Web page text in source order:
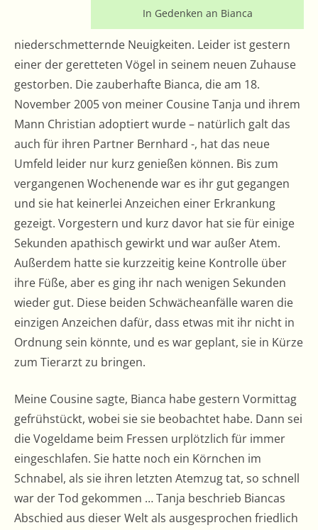
In Gedenken an Bianca
niederschmetternde Neuigkeiten. Leider ist gestern
einer der geretteten Vögel in seinem neuen Zuhause
gestorben. Die zauberhafte Bianca, die am 18.
November 2005 von meiner Cousine Tanja und ihrem
Mann Christian adoptiert wurde – natürlich galt das
auch für ihren Partner Bernhard -, hat das neue
Umfeld leider nur kurz genießen können. Bis zum
vergangenen Wochenende war es ihr gut gegangen
und sie hat keinerlei Anzeichen einer Erkrankung
gezeigt. Vorgestern und kurz davor hat sie für einige
Sekunden apathisch gewirkt und war außer Atem.
Außerdem hatte sie kurzzeitig keine Kontrolle über
ihre Füße, aber es ging ihr nach wenigen Sekunden
wieder gut. Diese beiden Schwächeanfälle waren die
einzigen Anzeichen dafür, dass etwas mit ihr nicht in
Ordnung sein könnte, und es war geplant, sie in Kürze
zum Tierarzt zu bringen.
Meine Cousine sagte, Bianca habe gestern Vormittag
gefrühstückt, wobei sie sie beobachtet habe. Dann sei
die Vogeldame beim Fressen urplötzlich für immer
eingeschlafen. Sie hatte noch ein Körnchen im
Schnabel, als sie ihren letzten Atemzug tat, so schnell
war der Tod gekommen … Tanja beschrieb Biancas
Abschied aus dieser Welt als ausgesprochen friedlich